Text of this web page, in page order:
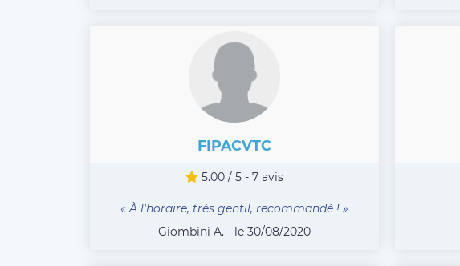
FIPACVTC
5.00 / 5 - 7 avis
« À l'horaire, très gentil, recommandé ! »
Giombini A. - le 30/08/2020